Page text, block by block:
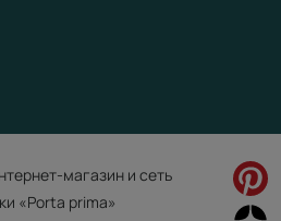
магазин и сеть
«Porta prima»